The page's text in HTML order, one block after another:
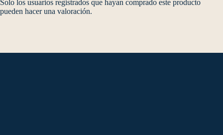
Solo los usuarios registrados que hayan comprado este producto
pueden hacer una valoración.